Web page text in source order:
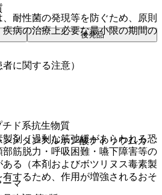
耐性菌の発現等を防ぐため、原則
病の治療上必要な最小限の期間の
に関する注意）
剤［過剰な筋弛緩があらわれる恐
筋脱力・呼吸困難・嚥下障害等の
る（本剤およびボツリヌス毒素製
するため、作用が増強されるおそ
後発品
チド系抗生物質
ンメタンスルホン酸ナトリウムカ
ーマ